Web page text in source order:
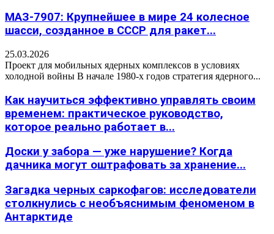
МАЗ-7907: Крупнейшее в мире 24 колесное
шасси, созданное в СССР для ракет...
25.03.2026
Проект для мобильных ядерных комплексов в условиях
холодной войны В начале 1980-х годов стратегия ядерного...
Как научиться эффективно управлять своим
временем: практическое руководство,
которое реально работает в...
Доски у забора — уже нарушение? Когда
дачника могут оштрафовать за хранение...
Загадка черных саркофагов: исследователи
столкнулись с необъяснимым феноменом в
Антарктиде